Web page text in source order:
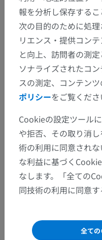
報を分析し保存する
次の目的のために処
リエンス・提供コン
と向上、訪問者の測
ソナライズされたコ
スの測定、コンテン
ポリシーをご覧くださ
Cookieの設定ツール
や拒否、その取り消
術の利用に同意され
な利益に基づく
なします。「全ての
同技術の利用に同意す
全て